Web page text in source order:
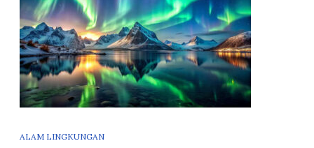
ALAM LINGKUNGAN